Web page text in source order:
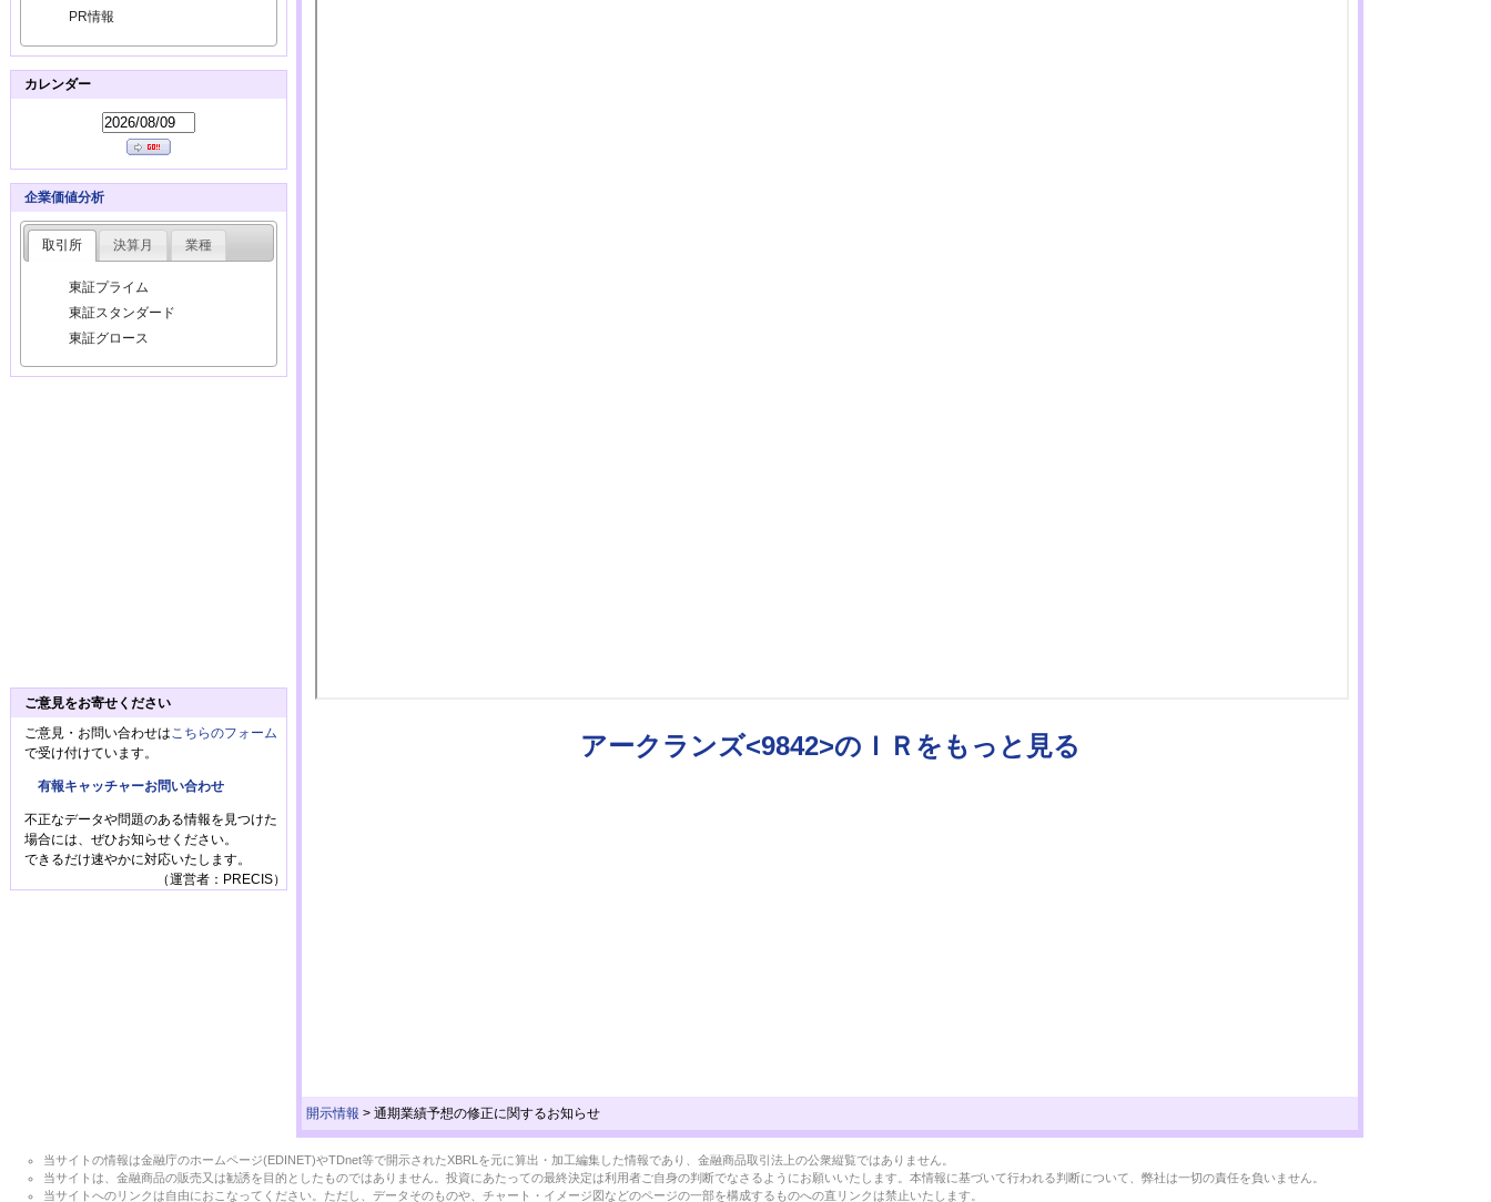
アークランズ<9842>のＩＲをもっと見る
開示情報 > 通期業績予想の修正に関するお知らせ
PR情報
カレンダー
企業価値分析
取引所 決算月 業種
東証プライム
東証スタンダード
東証グロース
ご意見をお寄せください
ご意見・お問い合わせは こちらのフォーム
で受け付けています。
有報キャッチャーお問い合わせ
不正なデータや問題のある情報を見つけた
場合には、ぜひお知らせください。
できるだけ速やかに対応いたします。
（運営者：PRECIS）
当サイトの情報は金融庁のホームページ(EDINET)やTDnet等で開示されたXBRLを元に算出・加工編集した情報であり、金融商品取引法上の公衆縦覧ではありません。
当サイトは、金融商品の販売又は勧誘を目的としたものではありません。投資にあたっての最終決定は利用者ご自身の判断でなさるようにお願いいたします。本情報に基づいて行われる判断について、弊社は一切の責任を負いません。
当サイトへのリンクは自由におこなってください。ただし、データそのものや、チャート・イメージ図などのページの一部を構成するものへの直リンクは禁止いたします。